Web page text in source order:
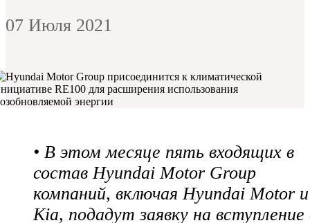
07 Июля 2021
• В этом месяце пять входящих в
состав Hyundai Motor Group
компаний, включая Hyundai Motor и
Kia, подадут заявку на вступление